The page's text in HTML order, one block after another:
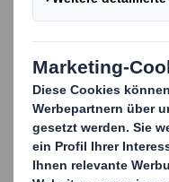
den an der DHBW
Die Vorlesungen
Der Ablauf des
von dem an der
Exams, Quizzes,
Hausarbeiten. Die
besonders gut, um
kennenzulernen.